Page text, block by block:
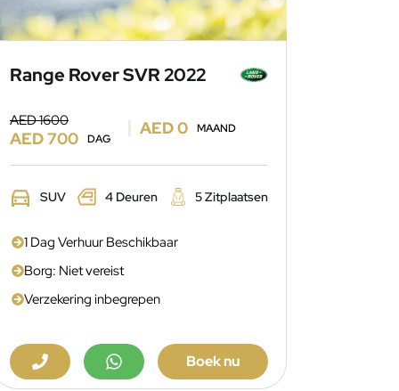
Range Rover SVR 2022
AED 1600
AED 700 DAG
AED 0 MAAND
SUV 4 Deuren 5 Zitplaatsen
1 Dag Verhuur Beschikbaar
Borg: Niet vereist
Verzekering inbegrepen
Boek nu